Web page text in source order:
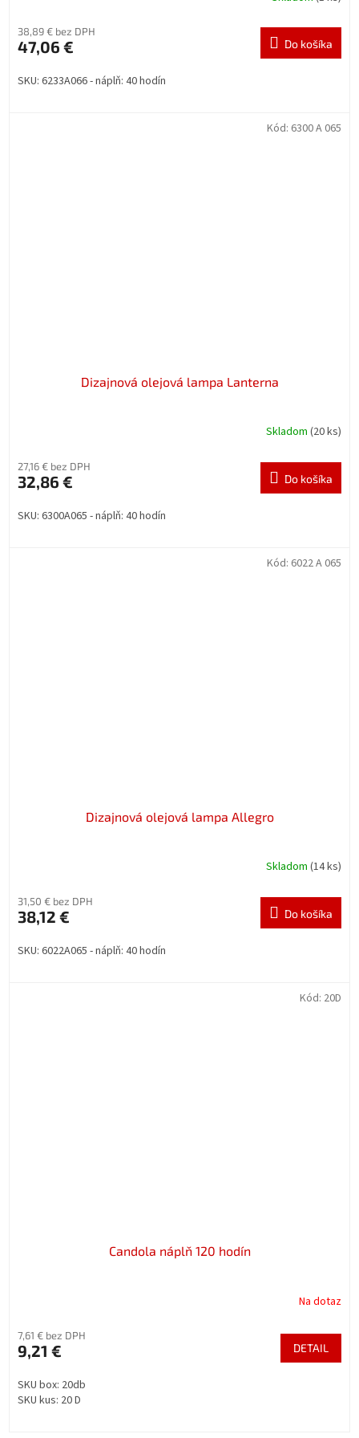
38,89 € bez DPH
47,06 € Do košíka
SKU: 6233A066 - náplň: 40 hodín
Dizajnová olejová lampa Lanterna
Skladom (20 ks)
27,16 € bez DPH
32,86 € Do košíka
SKU: 6300A065 - náplň: 40 hodín
Kód: 6300 A 065
Dizajnová olejová lampa Allegro
Skladom (14 ks)
31,50 € bez DPH
38,12 € Do košíka
SKU: 6022A065 - náplň: 40 hodín
Kód: 6022 A 065
Candola náplň 120 hodín
Na dotaz
7,61 € bez DPH
9,21 € DETAIL
SKU box: 20db
SKU kus: 20 D
Kód: 20D